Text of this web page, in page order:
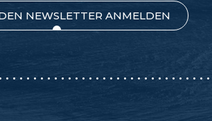
NEWSLETTER ANMELDEN